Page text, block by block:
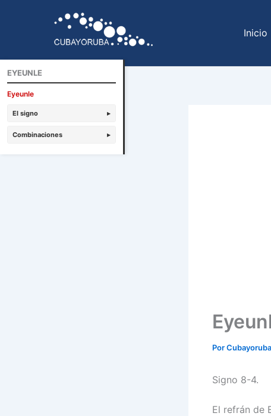
Inicio
PorCubayoruba
Signo 8-4.
El refrán de
EYEUNLE
Eyeunle
El signo ▸
Combinaciones ▸